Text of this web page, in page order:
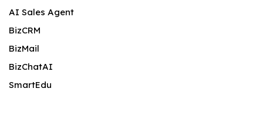
AI Sales Agent
BizCRM
BizMail
BizChatAI
SmartEdu